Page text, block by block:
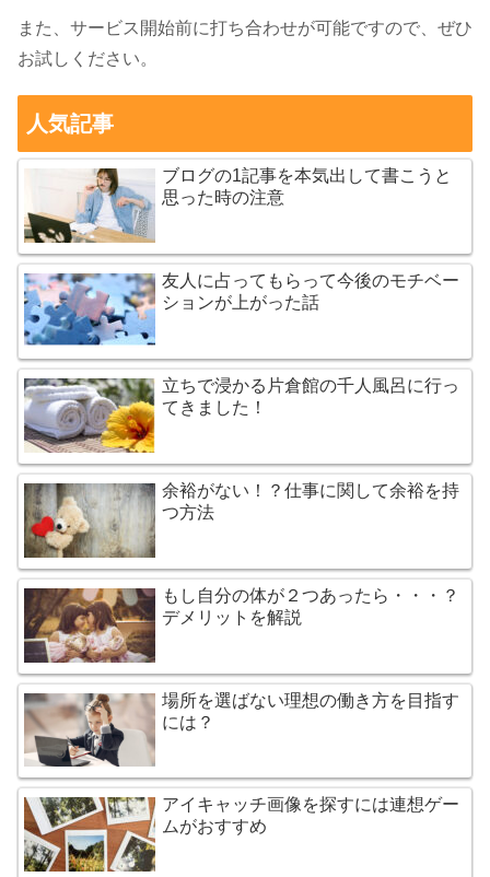
また、サービス開始前に打ち合わせが可能ですので、ぜひ
お試しください。
人気記事
ブログの1記事を本気出して書こうと
思った時の注意
友人に占ってもらって今後のモチベー
ションが上がった話
立ちで浸かる片倉館の千人風呂に行っ
てきました！
余裕がない！？仕事に関して余裕を持
つ方法
もし自分の体が２つあったら・・・？
デメリットを解説
場所を選ばない理想の働き方を目指す
には？
アイキャッチ画像を探すには連想ゲー
ムがおすすめ